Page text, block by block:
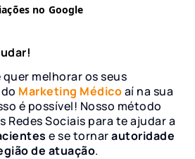
melhorar os seus
Marketing Médicoaí na sua
é possível! Nosso método
Redes Sociais para te ajudar a
e se tornarautoridade
de atuação.